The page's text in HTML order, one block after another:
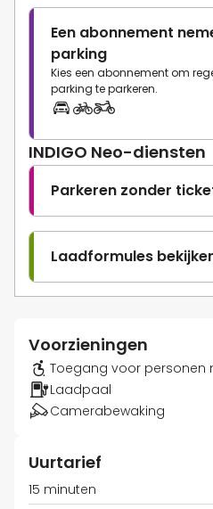
Een abonnement
parking
Kies een abonnement om
parking te parkeren.
INDIGO Neo-diensten
Parkeren zonder
Laadformules
Voorzieningen
Toegang voor personen
Laadpaal
Camerabewaking
Uurtarief
15 minuten